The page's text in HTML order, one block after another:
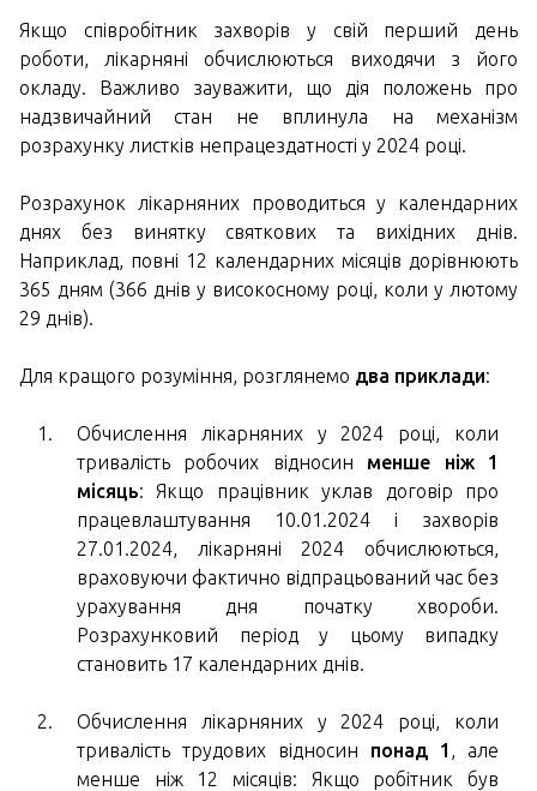
Якщо співробітник захворів у свій перший день
роботи, лікарняні обчислюються виходячи з його
окладу. Важливо зауважити, що дія положень про
надзвичайний стан не вплинула на механізм
розрахунку листків непрацездатності у 2024 році.
Розрахунок лікарняних проводиться у календарних
днях без винятку святкових та вихідних днів.
Наприклад, повні 12 календарних місяців дорівнюють
365 дням (366 днів у високосному році, коли у лютому
29 днів).
Для кращого розуміння, розглянемо два приклади:
Обчислення лікарняних у 2024 році, коли
тривалість робочих відносин менше ніж 1
місяць: Якщо працівник уклав договір про
працевлаштування 10.01.2024 і захворів
27.01.2024, лікарняні 2024 обчислюються,
враховуючи фактично відпрацьований час без
урахування дня початку хвороби.
Розрахунковий період у цьому випадку
становить 17 календарних днів.
Обчислення лікарняних у 2024 році, коли
тривалість трудових відносин понад 1 , але
менше ніж 12 місяців: Якщо робітник був